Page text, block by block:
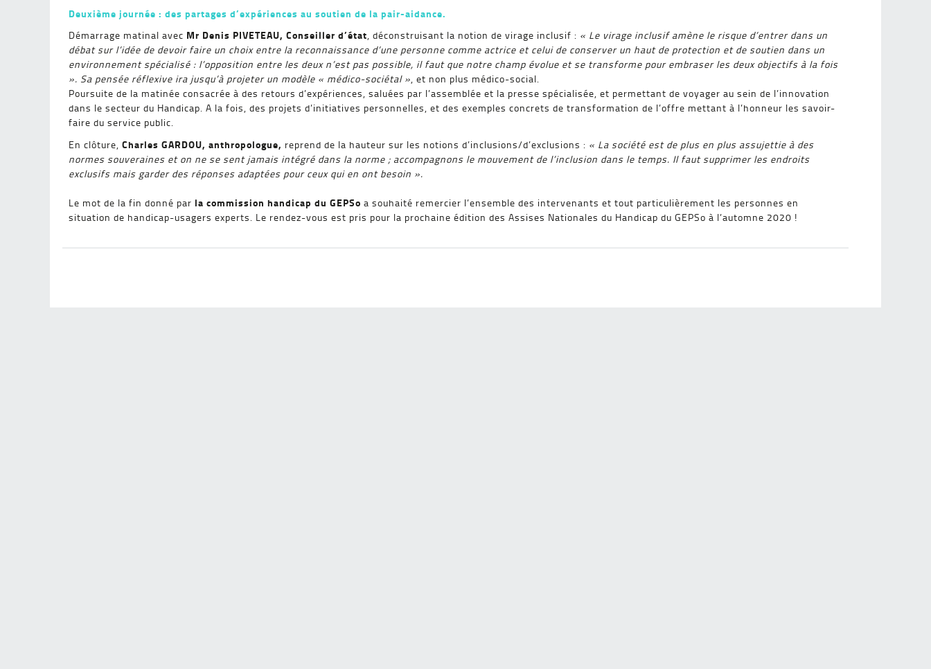
Deuxième journée : des partages d’expériences au soutien de la pair-aidance.
Démarrage matinal avec Mr Denis PIVETEAU, Conseiller d’état, déconstruisant la notion de virage inclusif : « Le virage inclusif amène le risque d’entrer dans un
débat sur l’idée de devoir faire un choix entre la reconnaissance d’une personne comme actrice et celui de conserver un haut de protection et de soutien dans un
environnement spécialisé : l’opposition entre les deux n’est pas possible, il faut que notre champ évolue et se transforme pour embraser les deux objectifs à la fois
». Sa pensée réflexive ira jusqu’à projeter un modèle « médico-sociétal », et non plus médico-social.
Poursuite de la matinée consacrée à des retours d’expériences, saluées par l’assemblée et la presse spécialisée, et permettant de voyager au sein de l’innovation
dans le secteur du Handicap. A la fois, des projets d’initiatives personnelles, et des exemples concrets de transformation de l’offre mettant à l’honneur les savoir-
faire du service public.
En clôture,Charles GARDOU, anthropologue, reprend de la hauteur sur les notions d’inclusions/d’exclusions : « La société est de plus en plus assujettie à des
normes souveraines et on ne se sent jamais intégré dans la norme ; accompagnons le mouvement de l’inclusion dans le temps. Il faut supprimer les endroits
exclusifs mais garder des réponses adaptées pour ceux qui en ont besoin ».
Le mot de la fin donné par la commission handicap du GEPSo a souhaité remercier l’ensemble des intervenants et tout particulièrement les personnes en
situation de handicap-usagers experts. Le rendez-vous est pris pour la prochaine édition des Assises Nationales du Handicap du GEPSo à l’automne 2020 !